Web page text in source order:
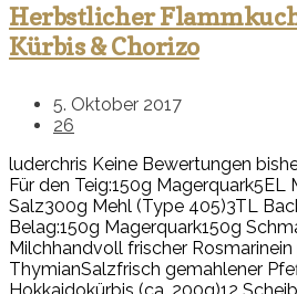
Herbstlicher
Kürbis & Chorizo
5. Oktober 2017
26
luderchris Keine Bewertungen
Für den Teig:150g Magerquark5EL
Salz300g Mehl (Type 405)3TL
Belag:150g Magerquark150g
Milchhandvoll frischer Rosmarinein
ThymianSalzfrisch gemahlener